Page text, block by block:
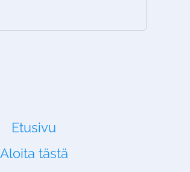
Etusivu
Aloita tästä